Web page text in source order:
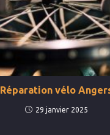
Réparation vélo
29 janvier 2025